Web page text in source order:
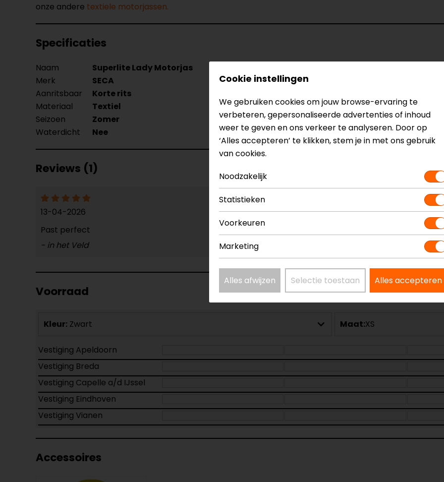
onze andere textiele motorjassen.
Specificaties
Naam Superlite Lady Motorjas
Merk
SECA
Aanritsbaar
Korte rits
Materiaal
Textiel Rijstijl
Seizoen
Zomer Ventilatie
Waterdicht
Nee Thermovoering
Reviews (1)
13-04-2026
Past perfect
- in het Veld
Voorraad
Kleur: Zwart Maat:XS
Vestiging Apeldoorn
Vestiging Breda
Vestiging Capelle a/d IJssel
Vestiging Eindhoven
Vestiging Vianen
Accessoires
Cookie instellingen
We gebruiken cookies om jouw browse-ervaring te
verbeteren, gepersonaliseerde advertenties of inhoud
weer te geven en ons verkeer te analyseren. Door op
‘Alles accepteren’ te klikken, stem je in met ons gebruik
van cookies.
Noodzakelijk
Statistieken
Voorkeuren
Marketing
Alles afwijzen Selectie toestaan Alles accepteren